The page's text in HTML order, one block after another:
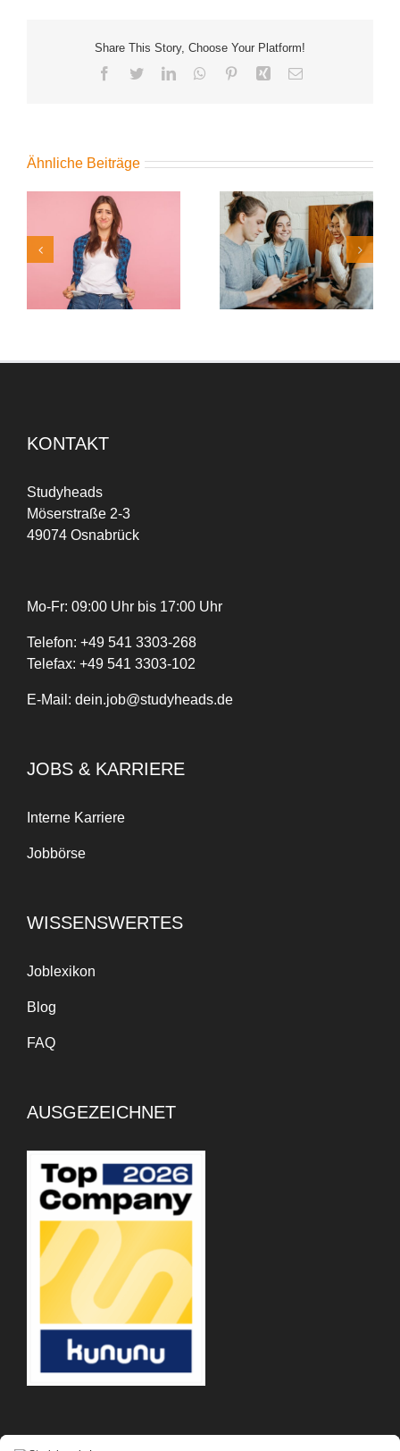
arbeiten?
Share This Story, Choose Your Platform!
Facebook
TwitterLinkedInWhatsApp
PinterestXing E-
Ähnliche Beiträge
Studyheads erneut als
„Top Company 2026“
ausgezeichnet!
Digitale Power für Ihre
Personalanfragen: Die
neue KundenApp von
Studyheads macht’s
möglich
KONTAKT
Studyheads
Möserstraße 2-3
49074 Osnabrück
Mo-Fr: 09:00 Uhr bis 17:00 Uhr
Telefon: +49 541 3303-268
Telefax: +49 541 3303-102
E-Mail: dein.job@studyheads.de
JOBS & KARRIERE
Interne Karriere
Jobbörse
WISSENSWERTES
Joblexikon
Blog
FAQ
AUSGEZEICHNET